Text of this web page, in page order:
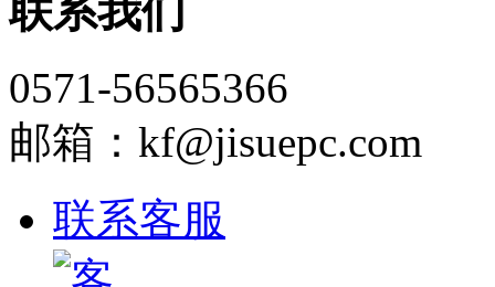
联系我们
0571-56565366
邮箱：kf@jisuepc.com
联系客服